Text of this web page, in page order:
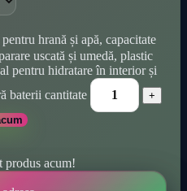
hrană și apă, capacitate
uscată și umedă, plastic
pentru hidratare în interior și
baterii cantitate
produs acum!